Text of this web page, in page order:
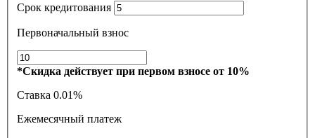
Срок кредитования
Первоначальный взнос
*Скидка действует при первом взносе от 10%
Ставка 0.01%
Ежемесячный платеж